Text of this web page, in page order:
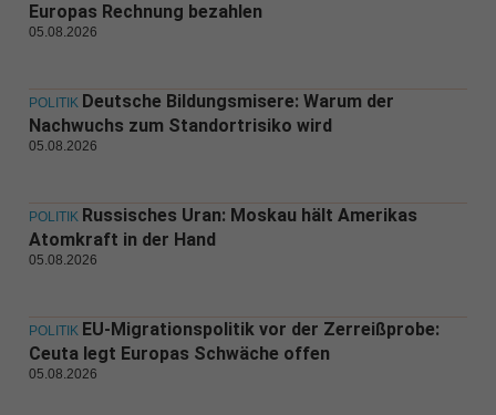
Europas Rechnung bezahlen
05.08.2026
POLITIK Deutsche Bildungsmisere: Warum der
Nachwuchs zum Standortrisiko wird
05.08.2026
POLITIK Russisches Uran: Moskau hält Amerikas
Atomkraft in der Hand
05.08.2026
POLITIK EU-Migrationspolitik vor der Zerreißprobe:
Ceuta legt Europas Schwäche offen
05.08.2026